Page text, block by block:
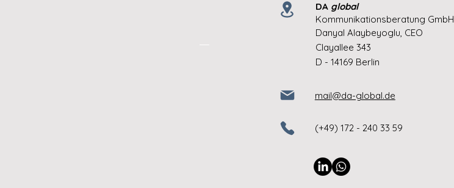
DA global
Kommunikationsberatung GmbH
Danyal Alaybeyoglu, CEO
Clayallee 343
D - 14169 Berlin
mail@da-global.de
(+49) 172 - 240 33 59